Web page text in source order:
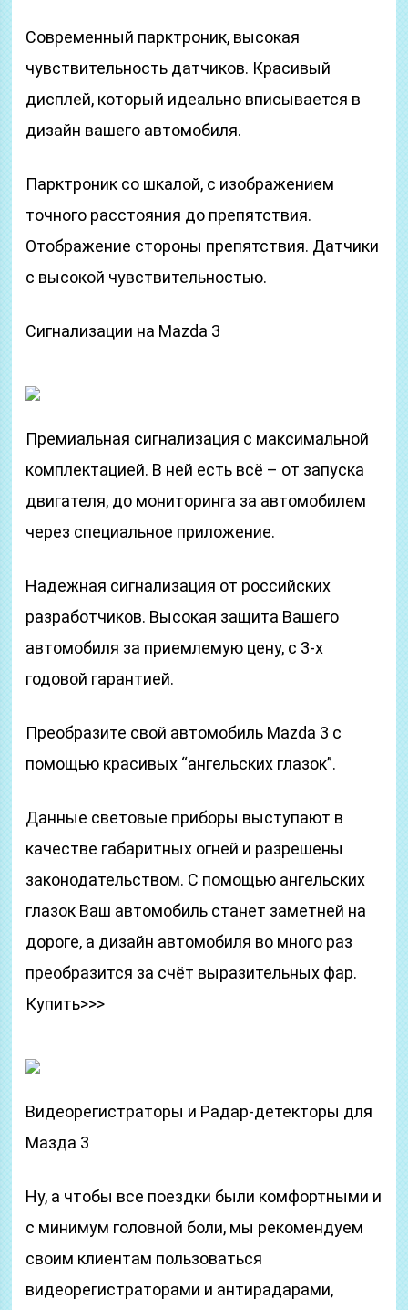
Современный парктроник, высокая
чувствительность датчиков. Красивый
дисплей, который идеально вписывается в
дизайн вашего автомобиля.
Парктроник со шкалой, с изображением
точного расстояния до препятствия.
Отображение стороны препятствия. Датчики
с высокой чувствительностью.
Сигнализации на Mazda 3
Премиальная сигнализация с максимальной
комплектацией. В ней есть всё – от запуска
двигателя, до мониторинга за автомобилем
через специальное приложение.
Надежная сигнализация от российских
разработчиков. Высокая защита Вашего
автомобиля за приемлемую цену, с 3-х
годовой гарантией.
Преобразите свой автомобиль Mazda 3 с
помощью красивых “ангельских глазок”.
Данные световые приборы выступают в
качестве габаритных огней и разрешены
законодательством. С помощью ангельских
глазок Ваш автомобиль станет заметней на
дороге, а дизайн автомобиля во много раз
преобразится за счёт выразительных фар.
Купить>>>
Видеорегистраторы и Радар-детекторы для
Мазда 3
Ну, а чтобы все поездки были комфортными и
с минимум головной боли, мы рекомендуем
своим клиентам пользоваться
видеорегистраторами и антирадарами,